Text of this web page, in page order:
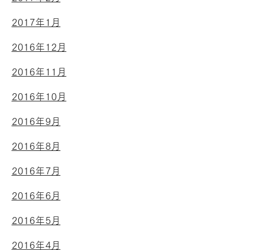
2017年1月
2016年12月
2016年11月
2016年10月
2016年9月
2016年8月
2016年7月
2016年6月
2016年5月
2016年4月